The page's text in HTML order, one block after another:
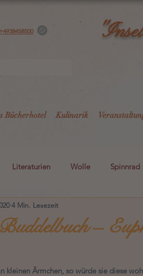
Bücherhotel Kulinarik
Literaturien Wolle Spinnrad
L. i1
–
4 Min. Lesezeit
kleinen Ärmchen, so würde sie diese